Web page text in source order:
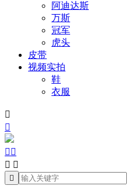
阿迪达斯
万斯
冠军
虎头
皮带
视频实拍
鞋
衣服


 
 
